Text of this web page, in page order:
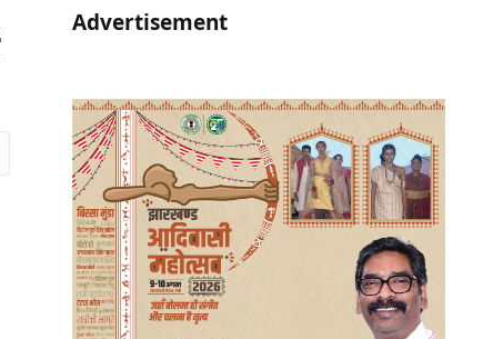
Advertisement